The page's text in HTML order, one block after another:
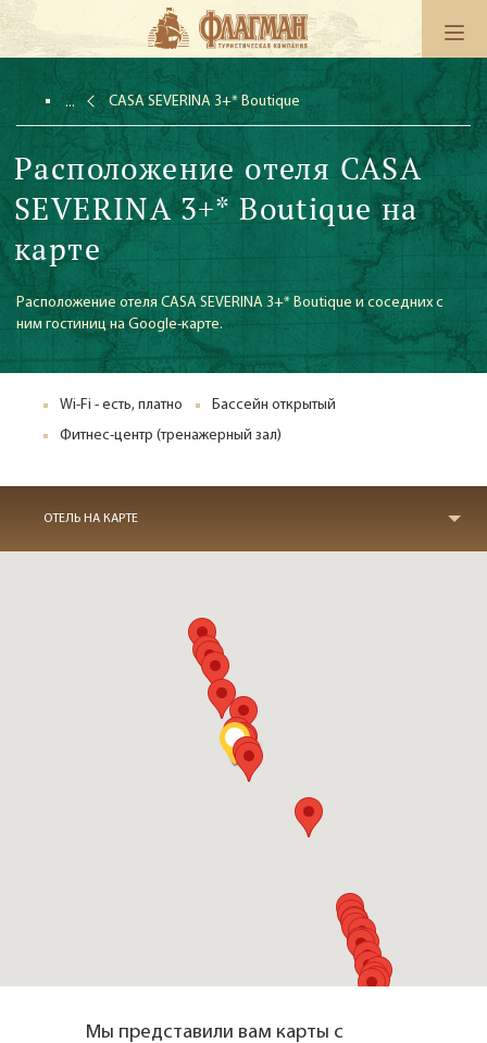
CASA SEVERINA 3+* Boutique
Расположение отеля CASA
SEVERINA 3+* Boutique на
карте
Расположение отеля CASA SEVERINA 3+* Boutique и соседних с
ним гостиниц на Google-карте.
Wi-Fi - есть, платно
Бассейн открытый
Фитнес-центр (тренажерный зал)
ОТЕЛЬ НА КАРТЕ
Мы представили вам карты с